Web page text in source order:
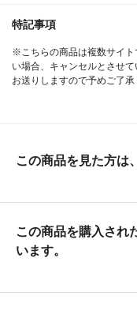
特記事項
※こちらの商品は複数サイト
い場合、キャンセルとさせ
お送りしますので予めご了承
この商品を見た方は
この商品を購入され
います。